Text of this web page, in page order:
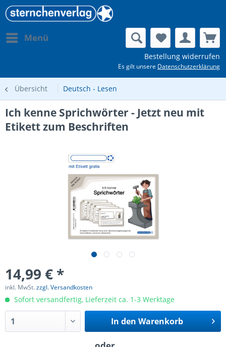
Menü
Bestellung widerrufen
Es gilt unsere Datenschutzerklärung
Übersicht Deutsch - Lesen
Ich kenne Sprichwörter - Jetzt neu mit
Etikett zum Beschriften
14,99 € *
inkl. MwSt.zzgl. Versandkosten
Sofort versandfertig, Lieferzeit ca. 1-3 Werktage
In den Warenkorb